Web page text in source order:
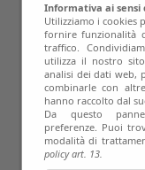
09
Gen
Informativa ai sensi
Utilizziamo i cookies
fornire funzionalità
traffico.
utilizza il nostro
analisi dei dati web,
combinarle con
hanno raccolto dal
Da questo
preferenze. Puoi
modalità di
policy art. 13.